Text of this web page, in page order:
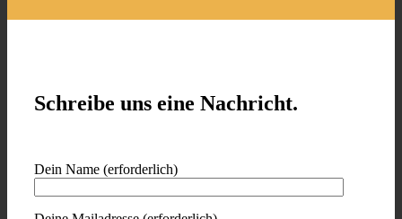
Schreibe uns eine Nachricht.
Dein Name (erforderlich)